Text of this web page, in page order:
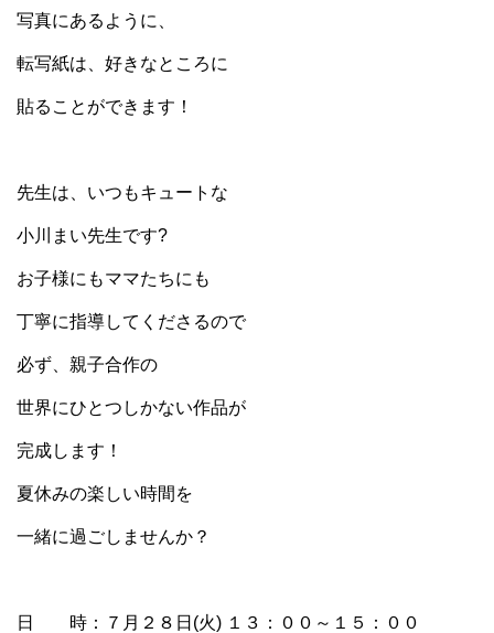
写真にあるように、
転写紙は、好きなところに
貼ることができます！
先生は、いつもキュートな
小川まい先生です?
お子様にもママたちにも
丁寧に指導してくださるので
必ず、親子合作の
世界にひとつしかない作品が
完成します！
夏休みの楽しい時間を
一緒に過ごしませんか？
日 時：７月２８日(火) １３：００～１５：００